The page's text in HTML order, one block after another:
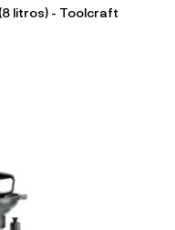
litros) - Toolcraft